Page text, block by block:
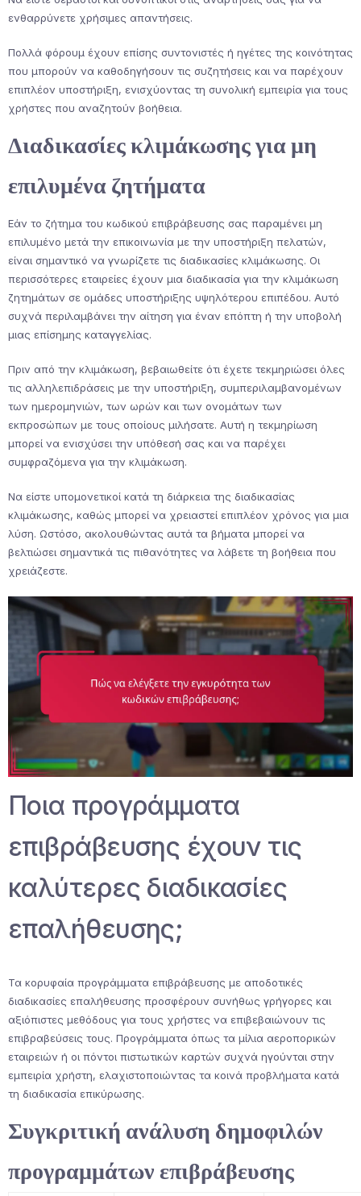
ενθαρρύνετε χρήσιμες απαντήσεις.
Πολλά φόρουμ έχουν επίσης συντονιστές ή ηγέτες της κοινότητας
που μπορούν να καθοδηγήσουν τις συζητήσεις και να παρέχουν
επιπλέον υποστήριξη, ενισχύοντας τη συνολική εμπειρία για τους
χρήστες που αναζητούν βοήθεια.
Διαδικασίες κλιμάκωσης για μη
επιλυμένα ζητήματα
Εάν το ζήτημα του κωδικού επιβράβευσης σας παραμένει μη
επιλυμένο μετά την επικοινωνία με την υποστήριξη πελατών,
είναι σημαντικό να γνωρίζετε τις διαδικασίες κλιμάκωσης. Οι
περισσότερες εταιρείες έχουν μια διαδικασία για την κλιμάκωση
ζητημάτων σε ομάδες υποστήριξης υψηλότερου επιπέδου. Αυτό
συχνά περιλαμβάνει την αίτηση για έναν επόπτη ή την υποβολή
μιας επίσημης καταγγελίας.
Πριν από την κλιμάκωση, βεβαιωθείτε ότι έχετε τεκμηριώσει όλες
τις αλληλεπιδράσεις με την υποστήριξη, συμπεριλαμβανομένων
των ημερομηνιών, των ωρών και των ονομάτων των
εκπροσώπων με τους οποίους μιλήσατε. Αυτή η τεκμηρίωση
μπορεί να ενισχύσει την υπόθεσή σας και να παρέχει
συμφραζόμενα για την κλιμάκωση.
Να είστε υπομονετικοί κατά τη διάρκεια της διαδικασίας
κλιμάκωσης, καθώς μπορεί να χρειαστεί επιπλέον χρόνος για μια
λύση. Ωστόσο, ακολουθώντας αυτά τα βήματα μπορεί να
βελτιώσει σημαντικά τις πιθανότητες να λάβετε τη βοήθεια που
χρειάζεστε.
Ποια προγράμματα
επιβράβευσης έχουν τις
καλύτερες διαδικασίες
επαλήθευσης;
Τα κορυφαία προγράμματα επιβράβευσης με αποδοτικές
διαδικασίες επαλήθευσης προσφέρουν συνήθως γρήγορες και
αξιόπιστες μεθόδους για τους χρήστες να επιβεβαιώνουν τις
επιβραβεύσεις τους. Προγράμματα όπως τα μίλια αεροπορικών
εταιρειών ή οι πόντοι πιστωτικών καρτών συχνά ηγούνται στην
εμπειρία χρήστη, ελαχιστοποιώντας τα κοινά προβλήματα κατά
τη διαδικασία επικύρωσης.
Συγκριτική ανάλυση δημοφιλών
προγραμμάτων επιβράβευσης